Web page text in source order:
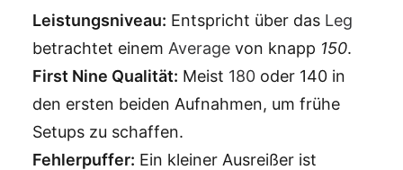
Leistungsniveau: Entspricht über das Leg
betrachtet einem Average von knapp 150.
First Nine Qualität: Meist 180 oder 140 in
den ersten beiden Aufnahmen, um frühe
Setups zu schaffen.
Fehlerpuffer: Ein kleiner Ausreißer ist